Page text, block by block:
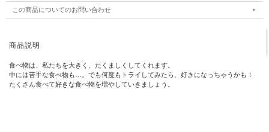
この商品についてのお問い合わせ
商品説明
食べ物は、私たちを大きく、たくましくしてくれます。
中には苦手な食べ物も…。でも何度もトライしてみたら、好きになっちゃうかも！
たくさん食べて好きな食べ物を増やしていきましょう。